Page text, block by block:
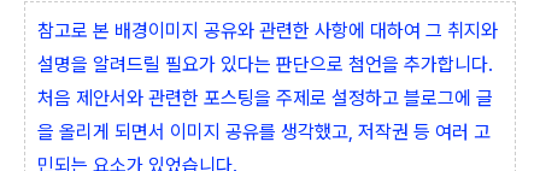
참고로 본 배경이미지 공유와 관련한 사항에 대하여 그 취지와
설명을 알려드릴 필요가 있다는 판단으로 첨언을 추가합니다.
처음 제안서와 관련한 포스팅을 주제로 설정하고 블로그에 글
을 올리게 되면서 이미지 공유를 생각했고, 저작권 등 여러 고
민되는 요소가 있었습니다.